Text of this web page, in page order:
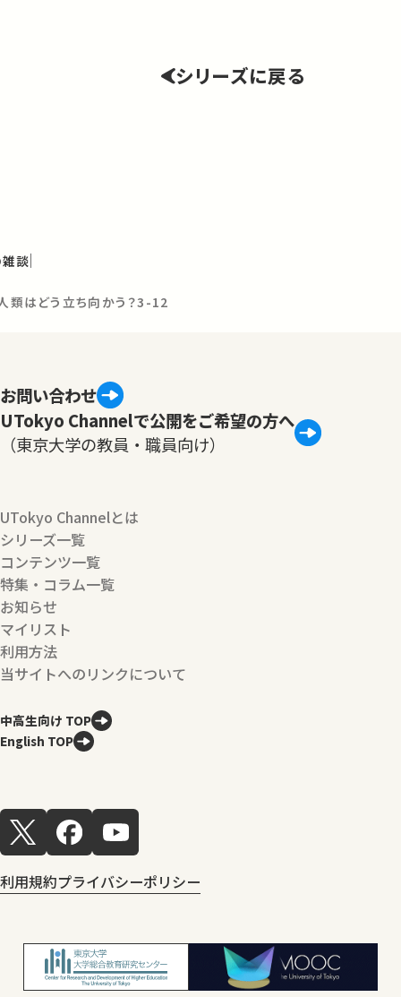
シリーズに戻る
談
類はどう立ち向かう？3-12
お問い合わせ
UTokyo Channelで公開をご希望の方へ
（東京大学の教員・職員向け）
UTokyo Channelとは
シリーズ一覧
コンテンツ一覧
特集・コラム一覧
お知らせ
マイリスト
利用方法
当サイトへのリンクについて
中高生向け TOP
English TOP
利用規約プライバシーポリシー